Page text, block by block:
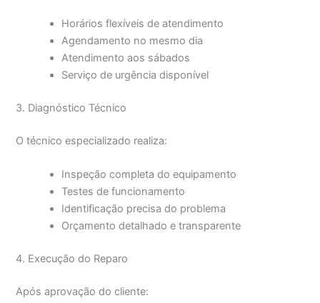
Horários flexíveis de atendimento
Agendamento no mesmo dia
Atendimento aos sábados
Serviço de urgência disponível
3. Diagnóstico Técnico
O técnico especializado realiza:
Inspeção completa do equipamento
Testes de funcionamento
Identificação precisa do problema
Orçamento detalhado e transparente
4. Execução do Reparo
Após aprovação do cliente: